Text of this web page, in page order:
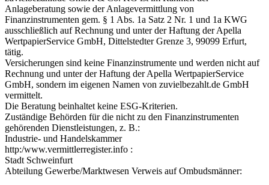
Anlageberatung sowie der Anlagevermittlung von
Finanzinstrumenten gem. § 1 Abs. 1a Satz 2 Nr. 1 und 1a KWG
ausschließlich auf Rechnung und unter der Haftung der Apella
WertpapierService GmbH, Dittelstedter Grenze 3, 99099 Erfurt,
tätig.
Versicherungen sind keine Finanzinstrumente und werden nicht auf
Rechnung und unter der Haftung der Apella WertpapierService
GmbH, sondern im eigenen Namen von zuvielbezahlt.de GmbH
vermittelt.
Die Beratung beinhaltet keine ESG-Kriterien.
Zuständige Behörden für die nicht zu den Finanzinstrumenten
gehörenden Dienstleistungen, z. B.:
Industrie- und Handelskammer
http:/www.vermittlerregister.info :
Stadt Schweinfurt
Abteilung Gewerbe/Marktwesen Verweis auf Ombudsmänner: